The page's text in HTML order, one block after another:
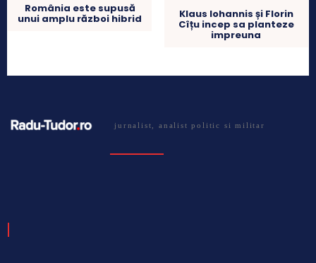
România este supusă
unui amplu război hibrid Klaus Iohannis și Florin
Cîțu incep sa planteze
impreuna
jurnalist, analist politic si militar